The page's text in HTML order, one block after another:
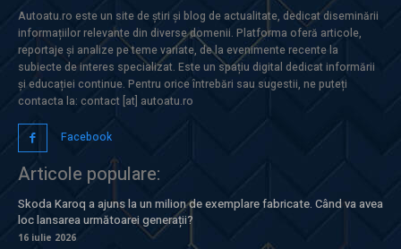
Autoatu.ro este un site de știri și blog de actualitate, dedicat diseminării
informațiilor relevante din diverse domenii. Platforma oferă articole,
reportaje și analize pe teme variate, de la evenimente recente la
subiecte de interes specializat. Este un spațiu digital dedicat informării
și educației continue. Pentru orice întrebări sau sugestii, ne puteți
contacta la: contact [at] autoatu.ro
Facebook
Articole populare:
Skoda Karoq a ajuns la un milion de exemplare fabricate. Când va avea
loc lansarea următoarei generații?
16 iulie 2026